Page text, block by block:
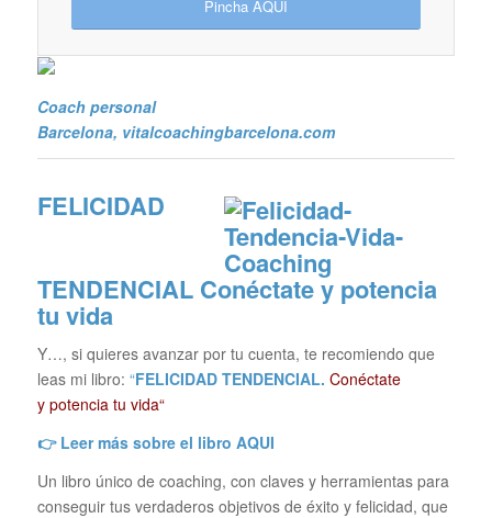
Pincha AQUI
Coach personal
Barcelona, vitalcoachingbarcelona.com
FELICIDAD
TENDENCIAL Conéctate y potencia
tu vida
Y…, si quieres avanzar por tu cuenta, te recomiendo que
leas mi libro: “FELICIDAD TENDENCIAL. Conéctate
y potencia tu vida“
👉 Leer más sobre el libro AQUI
Un libro único de coaching, con claves y herramientas para
conseguir tus verdaderos objetivos de éxito y felicidad, que